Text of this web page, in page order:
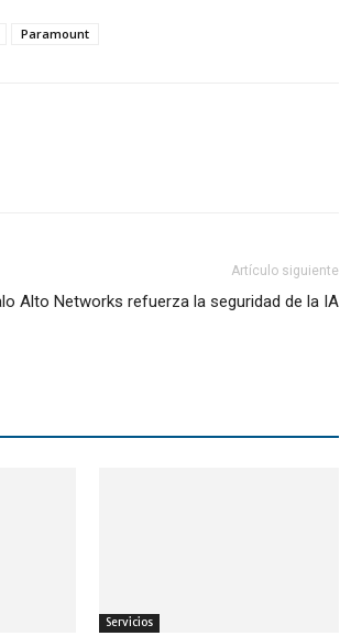
Paramount
Artículo siguiente
Alto Networks refuerza la seguridad de la IA
Servicios